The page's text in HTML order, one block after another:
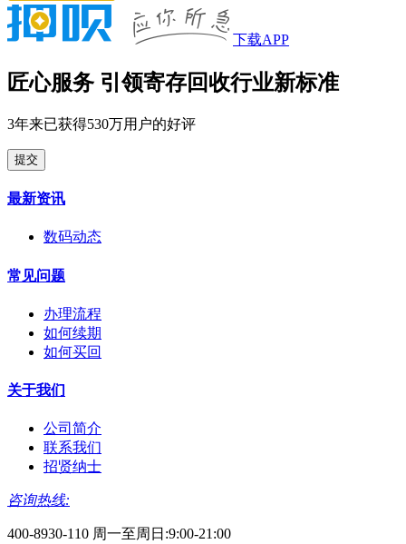
下载APP
匠心服务 引领寄存回收行业新标准
3年来已获得530万用户的好评
提交
最新资讯
数码动态
常见问题
办理流程
如何续期
如何买回
关于我们
公司简介
联系我们
招贤纳士
咨询热线:
400-8930-110 周一至周日:9:00-21:00